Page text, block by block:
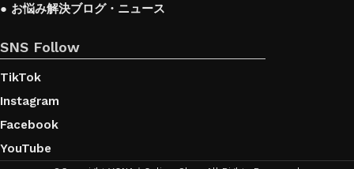
includes products from proven companies. Who for
reason to doubt their reliability and honesty. All of
the furniture, as well as safety.
● お悩み解決ブログ・ニュース
SNS Follow
TikTok
Instagram
Facebook
YouTube